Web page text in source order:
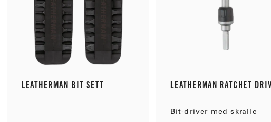
LEATHERMAN BIT SETT LEATHERMAN RATCHET
Bit-driver med skralle